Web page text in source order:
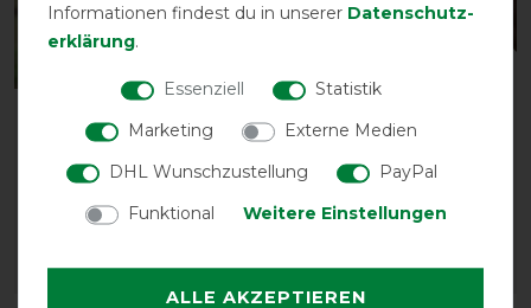
COVER PRO - schwarz
vorher 19,85 €
17,30 € *
ARTIKEL MERKEN
Fliegenmaske Puck mit
Nasenfransen
vorher 21,90 €
ARTIKEL MERKEN
Informationen findest du in unserer Daten­schutz­
erklärung.
Essenziell
Statistik
Marketing
Externe Medien
DHL Wunschzustellung
PayPal
Funktional
Weitere Einstellungen
ALLE AKZEPTIEREN